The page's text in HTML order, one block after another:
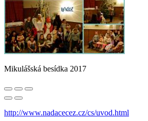
Mikulášská besídka 2017
http://www.nadacecez.cz/cs/uvod.html